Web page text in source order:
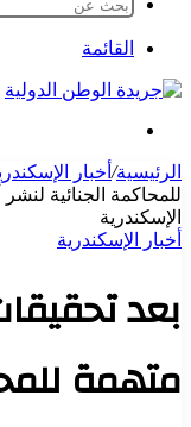
المظلم
القائمة
الرئيسية/ أخبار
للمحاكمة الجنائية
الإسكندرية
أخبار الإسكندرية
بعد
متهمة